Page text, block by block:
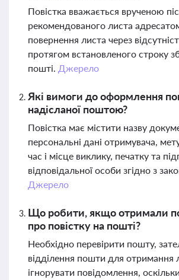
Повістка вважається врученою
рекомендованого листа
повернення листа через
протягом встановленого строку
пошті. Джерело
Які вимоги до оформлення
надісланої поштою?
Повістка має містити назву
персональні дані отримувача,
час і місце виклику, печатку та
відповідальної особи згідно з
Джерело
Що робити, якщо отримали
про повістку на пошті?
Необхідно перевірити пошту,
відділення пошти для отримання
ігнорувати повідомлення,